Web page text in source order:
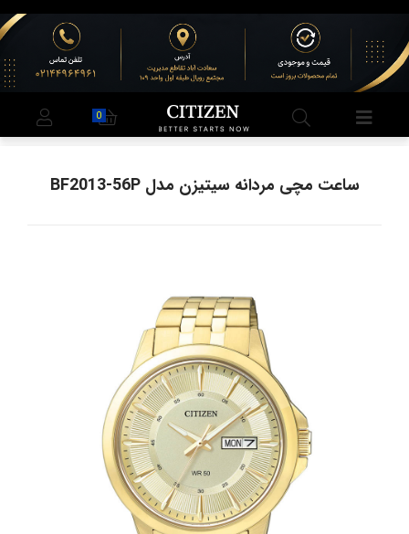
ساعت مچی مردانه سیتیزن مدل BF2013-56P
0